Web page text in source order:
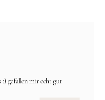
:) gefallen mir echt gut